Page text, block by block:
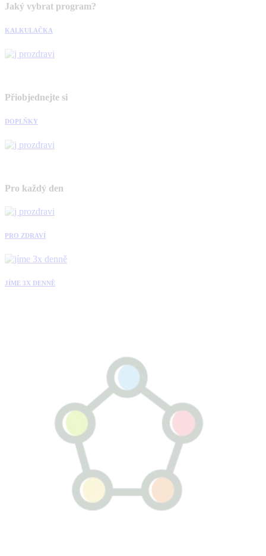
Jaký vybrat program?
KALKULAČKA
Přiobjednejte si
DOPLŇKY
Pro každý den
PRO ZDRAVÍ
JÍME 3X DENNĚ